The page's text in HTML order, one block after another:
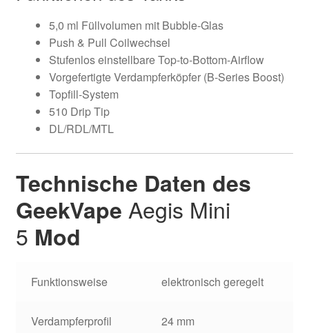
5,0 ml Füllvolumen mit Bubble-Glas
Push & Pull Coilwechsel
Stufenlos einstellbare Top-to-Bottom-Airflow
Vorgefertigte Verdampferköpfer (B-Series Boost)
Topfill-System
510 Drip Tip
DL/RDL/MTL
Technische Daten des
GeekVape Aegis Mini
5 Mod
Funktionsweise elektronisch geregelt
Verdampferprofil 24 mm